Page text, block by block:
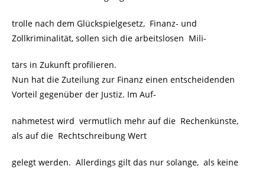
trolle nach dem Glückspielgesetz, Finanz- und
Zollkriminalität, sollen sich die arbeitslosen Mili-
tärs in Zukunft profilieren.
Nun hat die Zuteilung zur Finanz einen entscheidenden
Vorteil gegenüber der Justiz. Im Auf-
nahmetest wird vermutlich mehr auf die Rechenkünste,
als auf die Rechtschreibung Wert
gelegt werden. Allerdings gilt das nur solange, als keine